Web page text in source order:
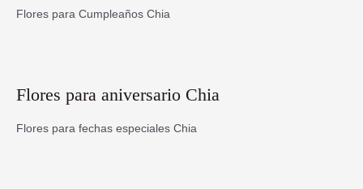
Flores para Cumpleaños Chia
Flores para aniversario Chia
Flores para fechas especiales Chia